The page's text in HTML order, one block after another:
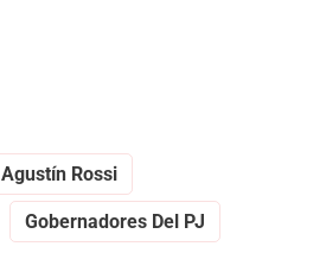
Agustín Rossi
Gobernadores Del PJ